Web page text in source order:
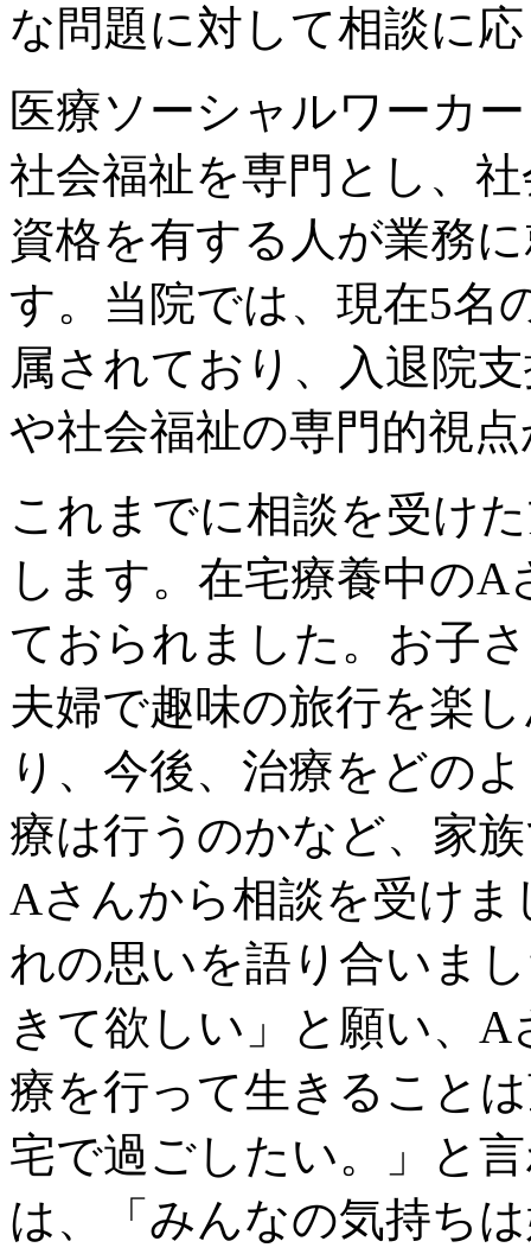
な問題に対して相談に
医療ソーシャルワーカ
社会福祉を専門とし、
資格を有する人が業務
す。当院では、現在5名
属されており、入退院
や社会福祉の専門的視
これまでに相談を受け
します。在宅療養中の
ておられました。お子
夫婦で趣味の旅行を楽
り、今後、治療をどの
療は行うのかなど、家
Aさんから相談を受け
れの思いを語り合いま
きて欲しい」と願い、
療を行って生きること
宅で過ごしたい。」と
は、「みんなの気持ち